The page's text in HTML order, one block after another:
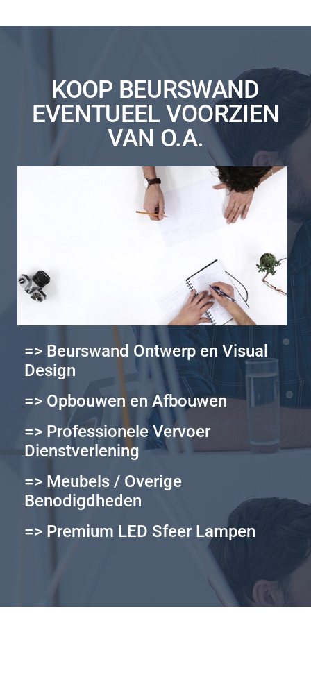
KOOP BEURSWAND
EVENTUEEL VOORZIEN
VAN O.A.
=> Beurswand Ontwerp en Visual
Design
=> Opbouwen en Afbouwen
=> Professionele Vervoer
Dienstverlening
=> Meubels / Overige
Benodigdheden
=> Premium LED Sfeer Lampen